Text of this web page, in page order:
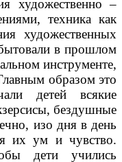
художественно –
техника как
художественных
в прошлом
инструменте,
образом это
детей всякие
бездушные
изо дня в день
их ум и чувство.
дети учились